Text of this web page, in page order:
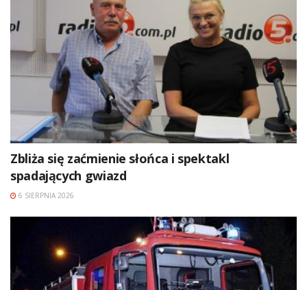
Zbliża się zaćmienie słońca i spektakl
spadających gwiazd
6 SIERPNIA 2026